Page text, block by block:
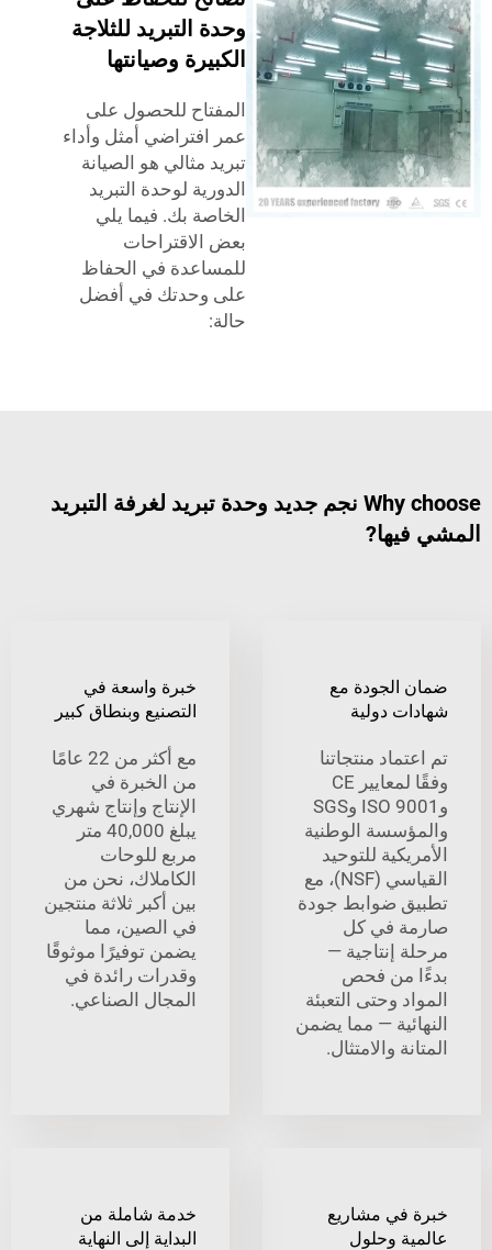
وحدة التبريد للثلاجة
الكبيرة وصيانتها
المفتاح للحصول على
عمر افتراضي أمثل وأداء
تبريد مثالي هو الصيانة
الدورية لوحدة التبريد
الخاصة بك. فيما يلي
بعض الاقتراحات
للمساعدة في الحفاظ
على وحدتك في أفضل
Why choose نجم جديد وحدة تبريد لغرفة التبريد
مع
دولية
منتجاتنا
وفقًا لمعايير CE
وISO 9001 وSGS
الوطنية
للتوحيد
القياسي (NSF)، مع
ضوابط جودة
في كل
إنتاجية —
من فحص
وحتى التعبئة
— مما يضمن
والامتثال.
خبرة واسعة في
التصنيع وبنطاق كبير
مع أكثر من 22 عامًا
من الخبرة في
الإنتاج وإنتاج شهري
يبلغ 40,000 متر
مربع للوحات
الكاملاك، نحن من
بين أكبر ثلاثة منتجين
في الصين، مما
يضمن توفيرًا موثوقًا
وقدرات رائدة في
المجال الصناعي.
مشاريع
وحلول
خدمة شاملة من
البداية إلى النهاية